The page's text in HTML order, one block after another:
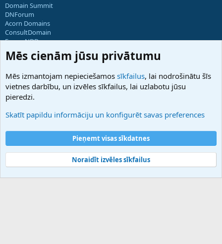
Domain Summit
DNForum
Acorn Domains
ConsultDomain
ForumNDD
Domainforum.ro
27.be
Hostmaria
Atbalsts
Palīdzība
Noteikumi un nosacījumi
Privātuma politika
Community platform by XenForo® © 2010-2025 XenForo Ltd.
Mēs cienām jūsu privātumu
Mēs izmantojam nepieciešamos sīkfailus, lai nodrošinātu šīs
vietnes darbību, un izvēles sīkfailus, lai uzlabotu jūsu
pieredzi.
Skatīt papildu informāciju un konfigurēt savas preferences
Pieņemt visas sīkdatnes
Noraidīt izvēles sīkfailus